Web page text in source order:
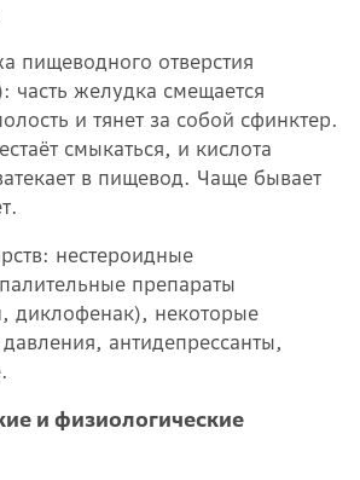
пищеводного отверстия
часть желудка смещается
и тянет за собой сфинктер.
смыкаться, и кислота
в пищевод. Чаще бывает
нестероидные
препараты
диклофенак), некоторые
давления, антидепрессанты,
и физиологические